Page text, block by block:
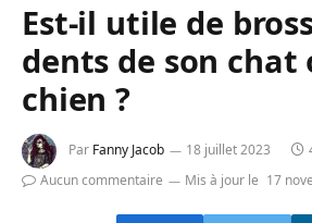
Est-il utile de
dents de son chat
chien ?
Par Fanny Jacob 18 juillet 2023
Aucun commentaire
Mis à jour le 17